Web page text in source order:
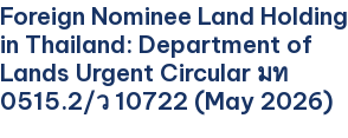
Foreign Nominee Land Holding
in Thailand: Department of
Lands Urgent Circular มท
0515.2/ว 10722 (May 2026)